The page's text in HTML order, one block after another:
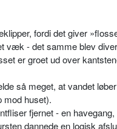
fordi det giver
væk - det samme blev
er groet ud over
så meget, at vandet
mod huset).
fjernet - en havegang,
dannede en logisk